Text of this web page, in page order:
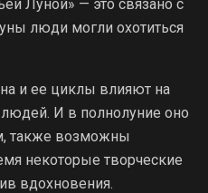
Луной» — это связано с
люди могли охотиться
и ее циклы влияют на
И в полнолуние оно
также возможны
некоторые творческие
вдохновения.